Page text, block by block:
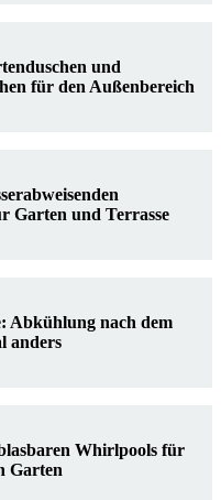
und
für den Außenbereich
Garten und Terrasse
Abkühlung nach dem
anders
Whirlpools für
Garten